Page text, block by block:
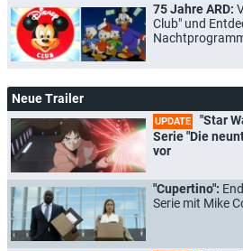
75 Jahre ARD:
Club" und
Neue Trailer
UPDATE
"Star
Serie "Die
vor
"Cupertino":
Serie mit Mike